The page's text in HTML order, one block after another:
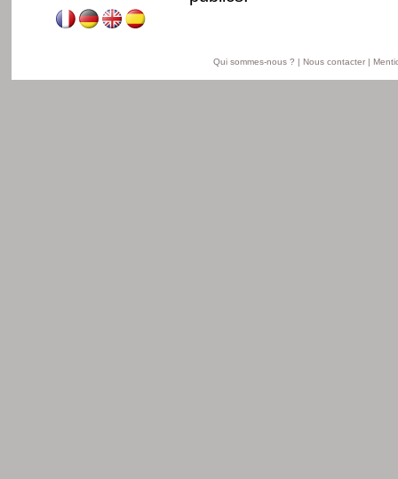
Lire la suite
Qui sommes-nous ? | Nous contacter|